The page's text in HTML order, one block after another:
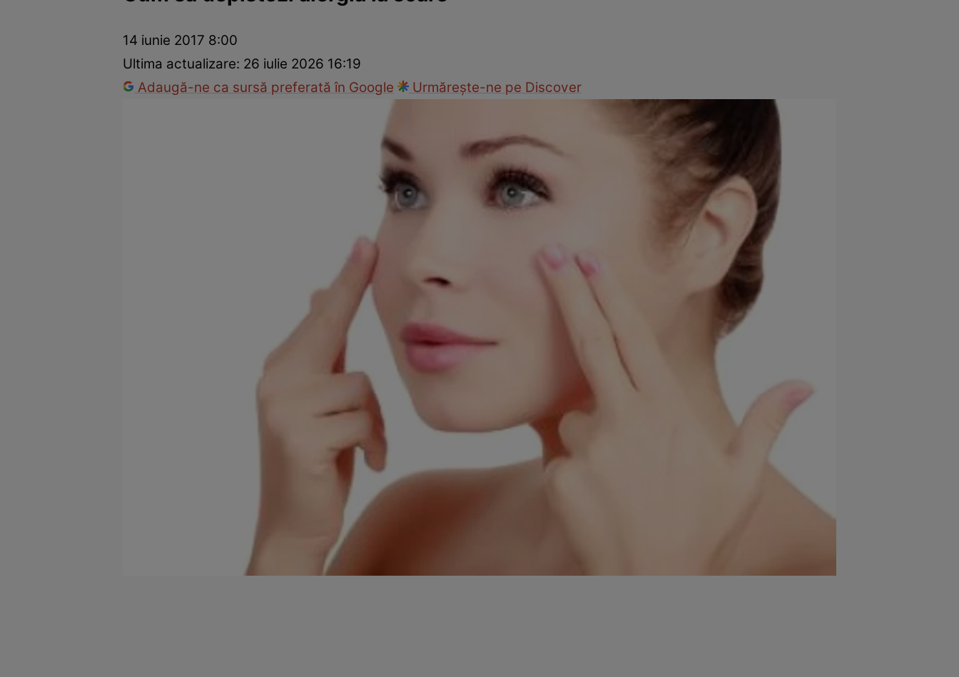
Prevenție și tratamentRemedii naturiste
14 iunie 2017 8:00
Ultima actualizare: 26 iulie 2026 16:19
Adaugă-ne ca sursă preferată în Google
Urmărește-ne pe Discover